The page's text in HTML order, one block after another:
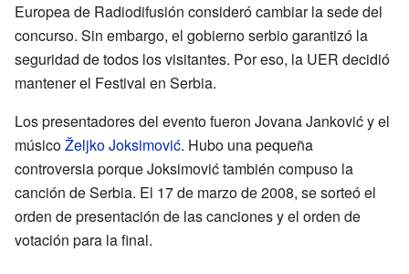
Europea de Radiodifusión consideró cambiar la sede del
concurso. Sin embargo, el gobierno serbio garantizó la
seguridad de todos los visitantes. Por eso, la UER decidió
mantener el Festival en Serbia.
Los presentadores del evento fueron Jovana Janković y el
músicoŽeljko Joksimović. Hubo una pequeña
controversia porque Joksimović también compuso la
canción de Serbia. El 17 de marzo de 2008, se sorteó el
orden de presentación de las canciones y el orden de
votación para la final.